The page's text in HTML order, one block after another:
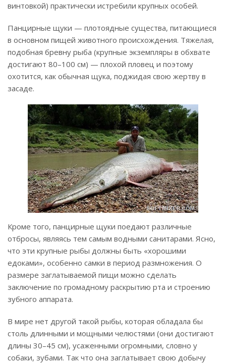
винтовкой) практически истребили крупных особей.
Панцирные щуки — плотоядные существа, питающиеся
в основном пищей животного происхождения. Тяжелая,
подобная бревну рыба (крупные экземпляры в обхвате
достигают 80–100 см) — плохой пловец и поэтому
охотится, как обычная щука, поджидая свою жертву в
засаде.
Кроме того, панцирные щуки поедают различные
отбросы, являясь тем самым водными санитарами. Ясно,
что эти крупные рыбы должны быть «хорошими
едоками», особенно самки в период размножения. О
размере заглатываемой пищи можно сделать
заключение по громадному раскрытию рта и строению
зубного аппарата.
В мире нет другой такой рыбы, которая обладала бы
столь длинными и мощными челюстями (они достигают
длины 30–45 см), усаженными огромными, словно у
собаки, зубами. Так что она заглатывает свою добычу